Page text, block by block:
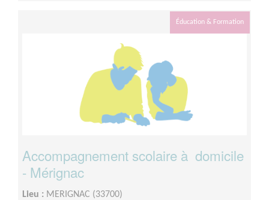
Éducation & Formation
Accompagnement scolaire à domicile
- Mérignac
Lieu : MERIGNAC (33700)